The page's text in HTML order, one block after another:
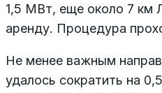
1,5 МВт, еще около 7 км
аренду. Процедура
Не менее важным
удалось сократить на